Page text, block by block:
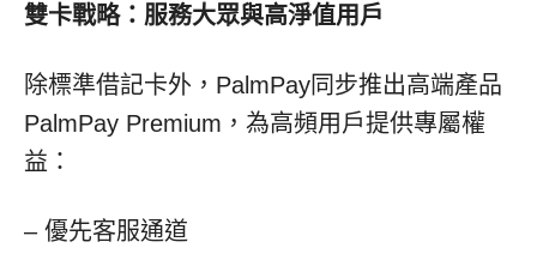
雙卡戰略：服務大眾與高淨值用戶
除標準借記卡外，PalmPay同步推出高端產品
PalmPay Premium，為高頻用戶提供專屬權
益：
– 優先客服通道